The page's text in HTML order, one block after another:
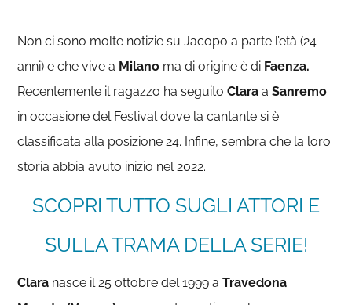
Non ci sono molte notizie su Jacopo a parte l’età (24
anni) e che vive a Milano ma di origine è di Faenza.
Recentemente il ragazzo ha seguitoClara aSanremo
in occasione del Festival dove la cantante si è
classificata alla posizione 24. Infine, sembra che la loro
storia abbia avuto inizio nel 2022.
SCOPRI TUTTO SUGLI ATTORI E
SULLA TRAMA DELLA SERIE!
Clara nasce il 25 ottobre del 1999 aTravedona